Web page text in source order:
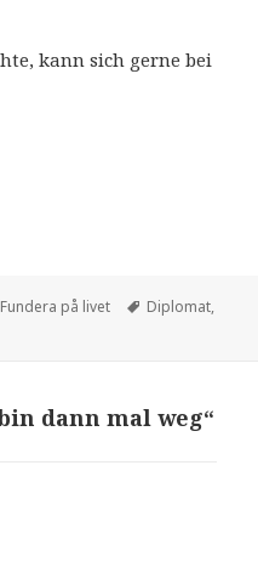
kann sich gerne bei
Kategorien
Fundera på livet Schlagwörter
Diplomat,
dann mal weg“